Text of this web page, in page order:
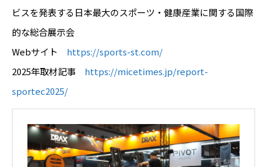
ビスを発表する日本最大のスポーツ・健康産業に関する国際
的な総合展示会
Webサイト https://sports-st.com/
2025年取材記事 https://micetimes.jp/report-
sportec2025/